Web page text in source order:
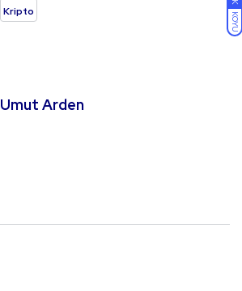
KOYU
Kripto
Umut Arden